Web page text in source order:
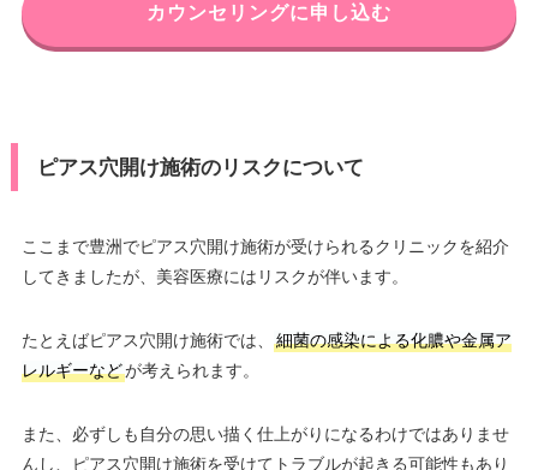
カウンセリングに申し込む
ピアス穴開け施術のリスクについて
ここまで豊洲でピアス穴開け施術が受けられるクリニックを紹介
してきましたが、美容医療にはリスクが伴います。
たとえばピアス穴開け施術では、
細菌の感染による化膿や金属ア
レルギーなどが考えられます。
また、必ずしも自分の思い描く仕上がりになるわけではありませ
んし、ピアス穴開け施術を受けてトラブルが起きる可能性もあり